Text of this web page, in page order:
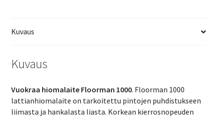
Kuvaus
Kuvaus
Vuokraa hiomalaite Floorman 1000. Floorman 1000
lattianhiomalaite on tarkoitettu pintojen puhdistukseen
liimasta ja hankalasta liasta. Korkean kierrosnopeuden